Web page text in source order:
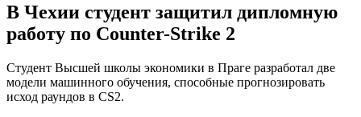
В Чехии студент защитил дипломную
работу по Counter-Strike 2
Студент Высшей школы экономики в Праге разработал две
модели машинного обучения, способные прогнозировать
исход раундов в CS2.